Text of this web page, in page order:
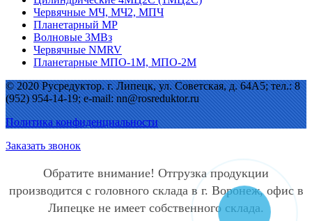
Червячные МЧ, МЧ2, МПЧ
Планетарный МР
Волновые 3МВз
Червячные NMRV
Планетарные МПО-1М, МПО-2М
© 2020 Русредуктор. г. Липецк, ул. Советская, д. 64А5; тел.: 8
(952) 954-14-19; e-mail: nn@rosreduktor.ru
Политика конфиденциальности
Заказать звонок
Обратите внимание! Отгрузка продукции
производится с головного склада в г. Воронеж, офис в
Липецке не имеет собственного склада.